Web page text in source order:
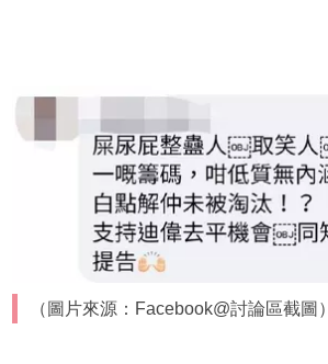
（圖片來源：Facebook@討論區截圖）